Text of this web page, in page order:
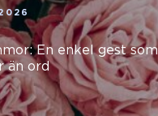
En enkel gest som
än ord